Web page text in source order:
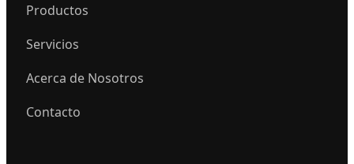
Productos
Servicios
Acerca de Nosotros
Contacto